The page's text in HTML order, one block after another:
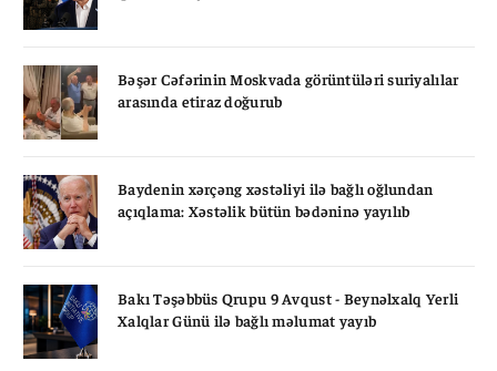
Bəşər Cəfərinin Moskvada görüntüləri suriyalılar
arasında etiraz doğurub
Baydenin xərçəng xəstəliyi ilə bağlı oğlundan
açıqlama: Xəstəlik bütün bədəninə yayılıb
Bakı Təşəbbüs Qrupu 9 Avqust - Beynəlxalq Yerli
Xalqlar Günü ilə bağlı məlumat yayıb